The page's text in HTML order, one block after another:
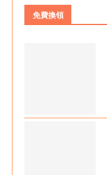
免費換領